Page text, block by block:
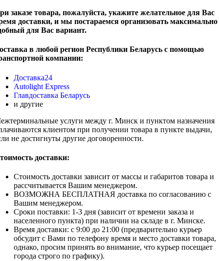
заказе товара, пожалуйста, укажите желательное для Вас
доставки, и мы постараемся организовать максимально
для Вас вариант.
в любой регион Республики Беларусь с помощью
компании:
Доставка24
Autolight Express
Главдоставка Беларусь
и другие
услуги между г. Минск и пунктом назначения
клиентом при получении товара в пункте выдачи,
не достигнуты другие договоренности.
доставки:
Стоимость доставки зависит от массы и габаритов товара и
рассчитывается Вашим менеджером.
ВОЗМОЖНА БЕСПЛАТНАЯ доставка по согласованию с
Вашим менеджером.
Сроки поставки: 1-3 дня (зависит от времени заказа и
населенного пункта) при наличии на складе в г. Минске.
Время доставки: с 9:00 до 21:00 (предварительно курьер
обсудит c Вами по телефону время и место доставки товара,
однако, просим принять во внимание, что курьер посещает
города строго по графику).